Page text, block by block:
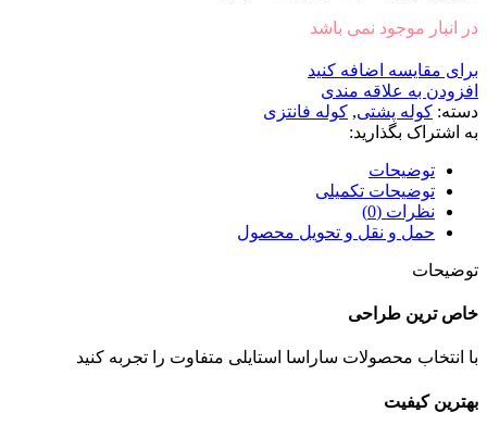
در انبار موجود نمی باشد
برای مقایسه اضافه کنید
افزودن به علاقه مندی
دسته: کوله پشتی, کوله فانتزی
به اشتراک بگذارید:
توضیحات
توضیحات تکمیلی
نظرات (0)
حمل و نقل و تحویل محصول
توضیحات
خاص ترین طراحی
با انتخاب محصولات ساراسا استایلی متفاوت را تجربه کنید
بهترین کیفیت